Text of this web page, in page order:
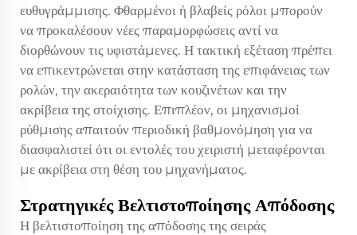
ευθυγράμμισης. Φθαρμένοι ή βλαβείς ρόλοι μπορούν
να προκαλέσουν νέες παραμορφώσεις αντί να
διορθώνουν τις υφιστάμενες. Η τακτική εξέταση πρέπει
να επικεντρώνεται στην κατάσταση της επιφάνειας των
ρολών, την ακεραιότητα των κουζινέτων και την
ακρίβεια της στοίχισης. Επιπλέον, οι μηχανισμοί
ρύθμισης απαιτούν περιοδική βαθμονόμηση για να
διασφαλιστεί ότι οι εντολές του χειριστή μεταφέρονται
με ακρίβεια στη θέση του μηχανήματος.
Στρατηγικές Βελτιστοποίησης Απόδοσης
Η βελτιστοποίηση της απόδοσης της σειράς